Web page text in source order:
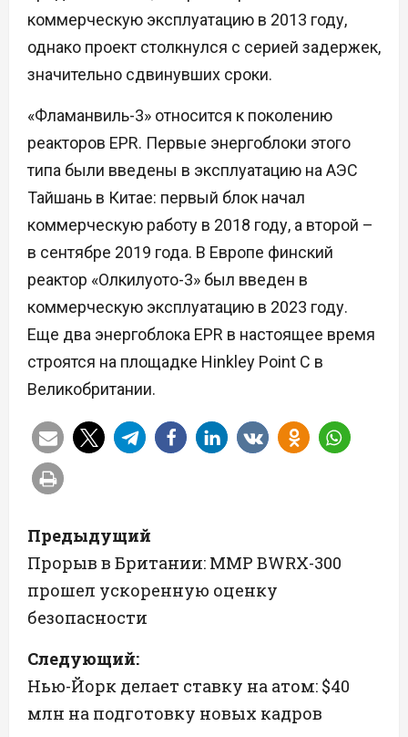
коммерческую эксплуатацию в 2013 году,
однако проект столкнулся с серией задержек,
значительно сдвинувших сроки.
«Фламанвиль-3» относится к поколению
реакторов EPR. Первые энергоблоки этого
типа были введены в эксплуатацию на АЭС
Тайшань в Китае: первый блок начал
коммерческую работу в 2018 году, а второй –
в сентябре 2019 года. В Европе финский
реактор «Олкилуото-3» был введен в
коммерческую эксплуатацию в 2023 году.
Еще два энергоблока EPR в настоящее время
строятся на площадке Hinkley Point C в
Великобритании.
Н
а
в
г
а
Предыдущий
Прорыв в Британии: ММР BWRX-300
прошел ускоренную оценку
безопасности
Следующий:
Нью-Йорк делает ставку на атом: $40
млн на подготовку новых кадров